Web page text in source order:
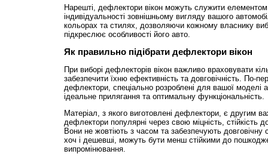
Нарешті, дефлектори вікон можуть служити
індивідуальності зовнішньому вигляду вашого
кольорах та стилях, дозволяючи кожному власнику
підкреслює особливості його авто.
Як правильно підібрати дефлектори вікон
При виборі дефлекторів вікон важливо враховувати
забезпечити їхню ефективність та довговічність. По-
дефлектори, спеціально розроблені для вашої моделі
ідеальне прилягання та оптимальну функціональність.
Матеріал, з якого виготовлені дефлектори, є другим
дефлектори популярні через свою міцність, стійкість
Вони не жовтіють з часом та забезпечують довговічну
хоч і дешевші, можуть бути менш стійкими до
випромінювання.